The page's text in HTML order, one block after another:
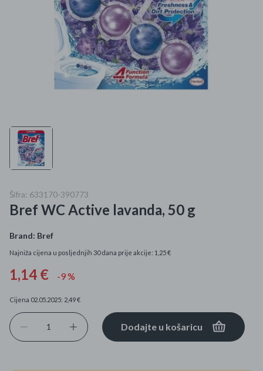
Mame i bebe
Specijalne kategorije
Čišćenje zaliha
Ograničena cijena
Najpopularniji proizvodi
Roba s greškom
Šifra: 633170-390773
Bref WC Active lavanda, 50 g
Brand: Bref
Najniža cijena u posljednjih 30 dana prije akcije: 1,25 €
1,14 € -9 %
Cijena 02.05.2025: 2,49 €
Dodajte u košaricu